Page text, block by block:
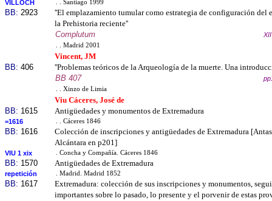
VILLOCH
. . Santiago 1999
BB: 2923
''El emplazamiento tumular como estrategia de configuración del
la Prehistoria reciente''
Complutum
. . Madrid 2001
Vincent, JM
BB: 406
''Problemas teóricos de la Arqueología de la muerte. Una
BB 407
. . Xinzo de Limia
Viu Cáceres, José de
BB: 1615 Antigüedades y monumentos de Extremadura
=1616 . . Cáceres 1846
BB: 1616
Colección de inscripciones y antigüedades de Extremadura
Alcántara en p201]
VIU 1 xix . Concha y Compañía. Cáceres 1846
BB: 1570 Antigüedades de Extremadura
repetición . Madrid. Madrid 1852
BB: 1617
Extremadura: colección de sus inscripciones y monumentos,
importantes sobre lo pasado, lo presente y el porvenir de estas